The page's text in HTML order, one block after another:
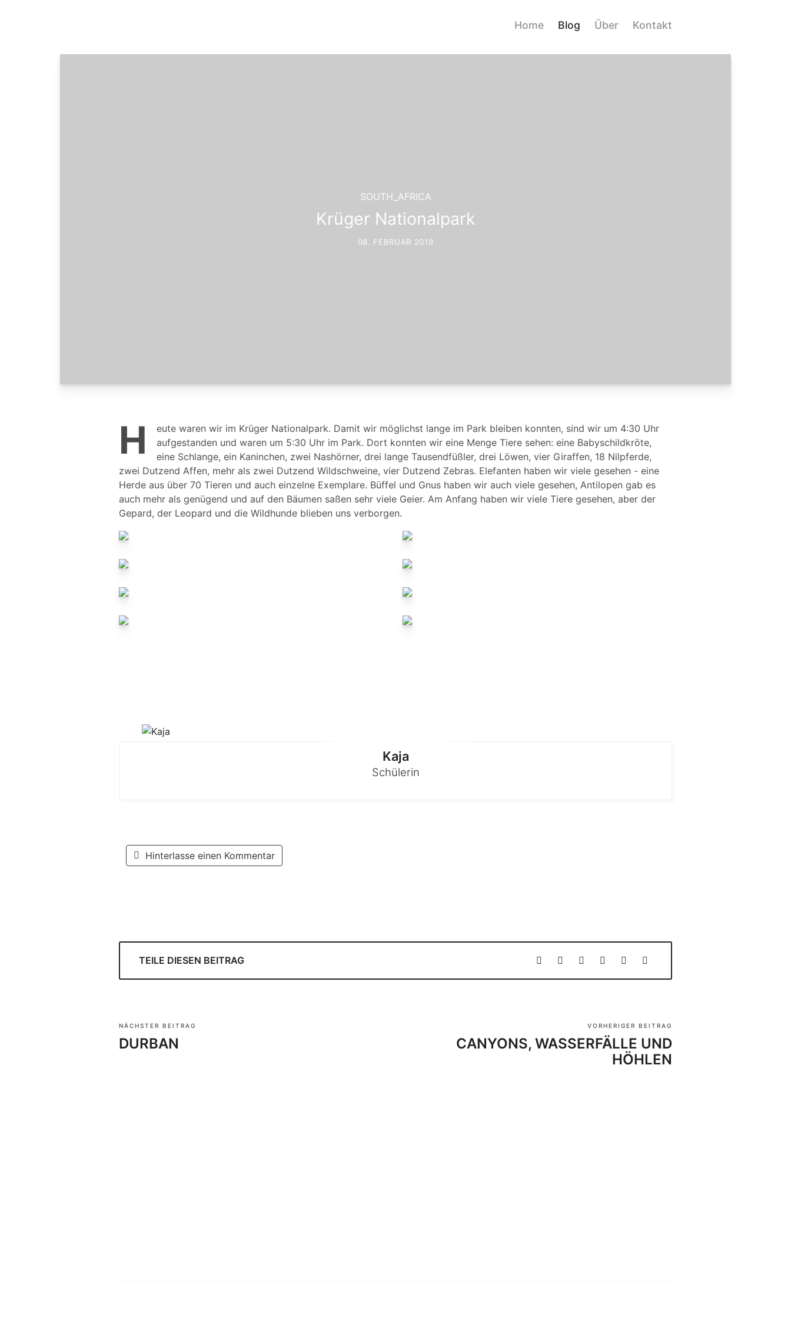
Home Blog Über Kontakt
SOUTH_AFRICA
Krüger Nationalpark
08. FEBRUAR 2019
H
eute waren wir im Krüger Nationalpark. Damit wir möglichst lange im Park bleiben konnten, sind wir um 4:30 Uhr
aufgestanden und waren um 5:30 Uhr im Park. Dort konnten wir eine Menge Tiere sehen: eine Babyschildkröte,
eine Schlange, ein Kaninchen, zwei Nashörner, drei lange Tausendfüßler, drei Löwen, vier Giraffen, 18 Nilpferde,
zwei Dutzend Affen, mehr als zwei Dutzend Wildschweine, vier Dutzend Zebras. Elefanten haben wir viele gesehen - eine
Herde aus über 70 Tieren und auch einzelne Exemplare. Büffel und Gnus haben wir auch viele gesehen, Antilopen gab es
auch mehr als genügend und auf den Bäumen saßen sehr viele Geier. Am Anfang haben wir viele Tiere gesehen, aber der
Gepard, der Leopard und die Wildhunde blieben uns verborgen.
Kaja
Schülerin
Hinterlasse einen Kommentar
TEILE DIESEN BEITRAG
NÄCHSTER BEITRAG
DURBAN
VORHERIGER BEITRAG
CANYONS, WASSERFÄLLE UND
HÖHLEN